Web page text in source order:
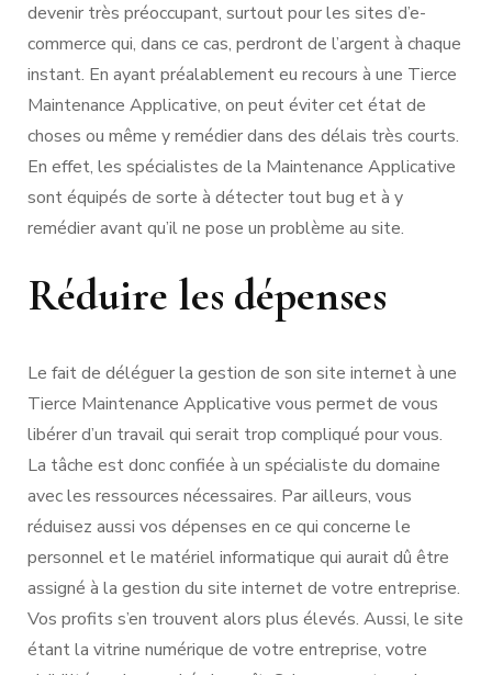
devenir très préoccupant, surtout pour les sites d’e-
commerce qui, dans ce cas, perdront de l’argent à chaque
instant. En ayant préalablement eu recours à une Tierce
Maintenance Applicative, on peut éviter cet état de
choses ou même y remédier dans des délais très courts.
En effet, les spécialistes de la Maintenance Applicative
sont équipés de sorte à détecter tout bug et à y
remédier avant qu’il ne pose un problème au site.
Réduire les dépenses
Le fait de déléguer la gestion de son site internet à une
Tierce Maintenance Applicative vous permet de vous
libérer d’un travail qui serait trop compliqué pour vous.
La tâche est donc confiée à un spécialiste du domaine
avec les ressources nécessaires. Par ailleurs, vous
réduisez aussi vos dépenses en ce qui concerne le
personnel et le matériel informatique qui aurait dû être
assigné à la gestion du site internet de votre entreprise.
Vos profits s’en trouvent alors plus élevés. Aussi, le site
étant la vitrine numérique de votre entreprise, votre